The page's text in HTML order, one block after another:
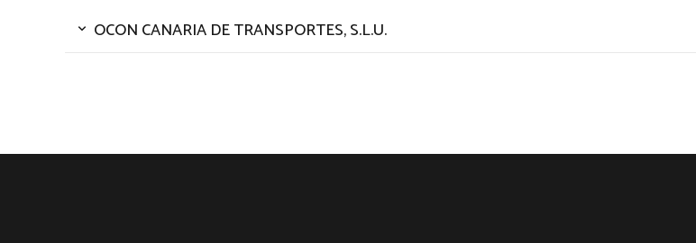
OCON CANARIA DE TRANSPORTES, S.L.U.